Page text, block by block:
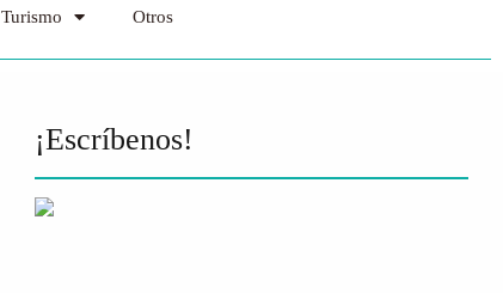
Turismo Otros
¡Escríbenos!